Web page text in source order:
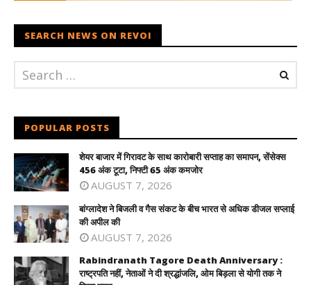
SEARCH NEWS ON REVOI
POPULAR POSTS
शेयर बाजार में गिरावट के साथ कारोबारी सप्ताह का समापन, सेंसेक्स
456 अंक टूटा, निफ्टी 65 अंक कमजोर
AUGUST 7, 2026
बांग्लादेश ने बिजली व गैस संकट के बीच भारत से अधिक डीजल सप्लाई
की अपील की
AUGUST 7, 2026
Rabindranath Tagore Death Anniversary :
राष्ट्रपति नहीं, नेताओं ने दी श्रद्धांजलि, ओम बिड़ला से योगी तक ने